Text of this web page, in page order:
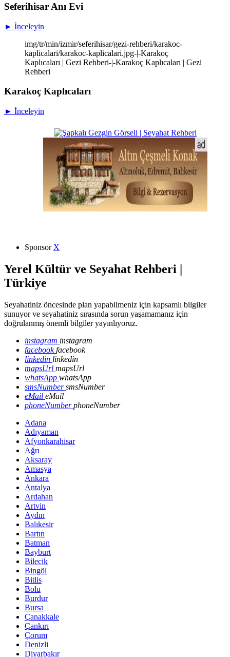
Seferihisar Anı Evi
► İnceleyin
img/tr/min/izmir/seferihisar/gezi-rehberi/karakoc-
kaplicalari/karakoc-kaplicalari.jpg-|-Karakoç
Kaplıcaları | Gezi Rehberi-|-Karakoç Kaplıcaları | Gezi
Rehberi
Karakoç Kaplıcaları
► İnceleyin
Sponsor X
Yerel Kültür ve Seyahat Rehberi |
Türkiye
Seyahatiniz öncesinde plan yapabilmeniz için kapsamlı bilgiler
sunuyor ve seyahatiniz sırasında sorun yaşamamanız için
doğrulanmış önemli bilgiler yayınlıyoruz.
instagram instagram
facebookfacebook
linkedin linkedin
mapsUrl mapsUrl
whatsApp whatsApp
smsNumbersmsNumber
eMail eMail
phoneNumberphoneNumber
Adana
Adıyaman
Afyonkarahisar
Ağrı
Aksaray
Amasya
Ankara
Antalya
Ardahan
Artvin
Aydın
Balıkesir
Bartın
Batman
Bayburt
Bilecik
Bingöl
Bitlis
Bolu
Burdur
Bursa
Çanakkale
Çankırı
Çorum
Denizli
Diyarbakır